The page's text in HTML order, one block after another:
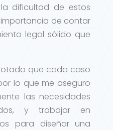
dificultad de estos
de contar
legal sólido que
que cada caso
lo que me aseguro
las necesidades
y trabajar en
para diseñar una